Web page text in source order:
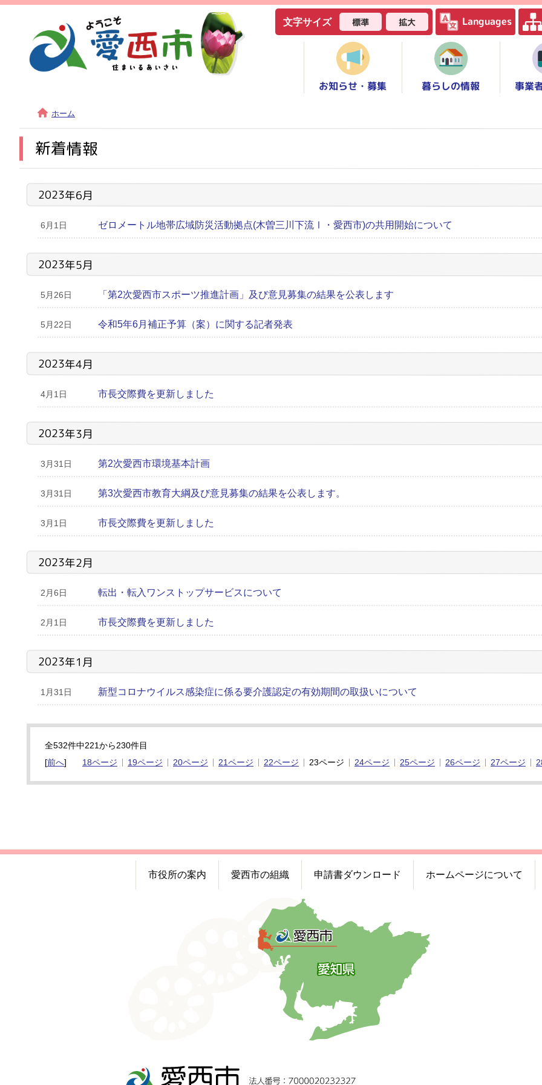
文字サイズ 標準 拡大 Languages
お知らせ・募集 暮らしの情報 事業
ホーム
新着情報
2023年6月
6月1日 ゼロメートル地帯広域防災活動拠点(木曽三川下流Ⅰ・愛西市)の共用開始について
2023年5月
5月26日 「第2次愛西市スポーツ推進計画」及び意見募集の結果を公表します
5月22日 令和5年6月補正予算（案）に関する記者発表
2023年4月
4月1日 市長交際費を更新しました
2023年3月
3月31日 第2次愛西市環境基本計画
3月31日 第3次愛西市教育大綱及び意見募集の結果を公表します。
3月1日 市長交際費を更新しました
2023年2月
2月6日 転出・転入ワンストップサービスについて
2月1日 市長交際費を更新しました
2023年1月
1月31日 新型コロナウイルス感染症に係る要介護認定の有効期間の取扱いについて
全532件中221から230件目
[前へ] 18ページ 19ページ 20ページ 21ページ 22ページ 23ページ 24ページ 25ページ 26ページ 27ページ
市役所の案内 愛西市の組織 申請書ダウンロード ホームページについて